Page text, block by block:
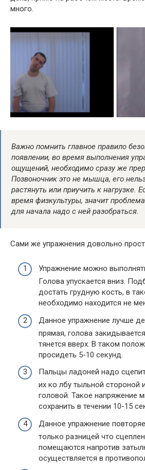
много.
Важно помнить главное правило
появлении, во время выполнения
ощущений, необходимо сразу же
Позвоночник это не мышца, его
растянуть или приучить к нагрузке.
время физкультуры, значит
для начала надо с ней разобраться.
Сами же упражнения довольно
Упражнение можно
Голова упускается вниз.
достать грудную кость, в
необходимо находится не
Данное упражнение лучше
прямая, голова
тянется вверх. В таком
просидеть 5-10 секунд.
Пальцы ладоней надо
их ко лбу тыльной стороной
головой. Такое напряжение
сохранить в течении 10-15
Данное упражнение
только разницей что
помещаются напротив
осуществляется в